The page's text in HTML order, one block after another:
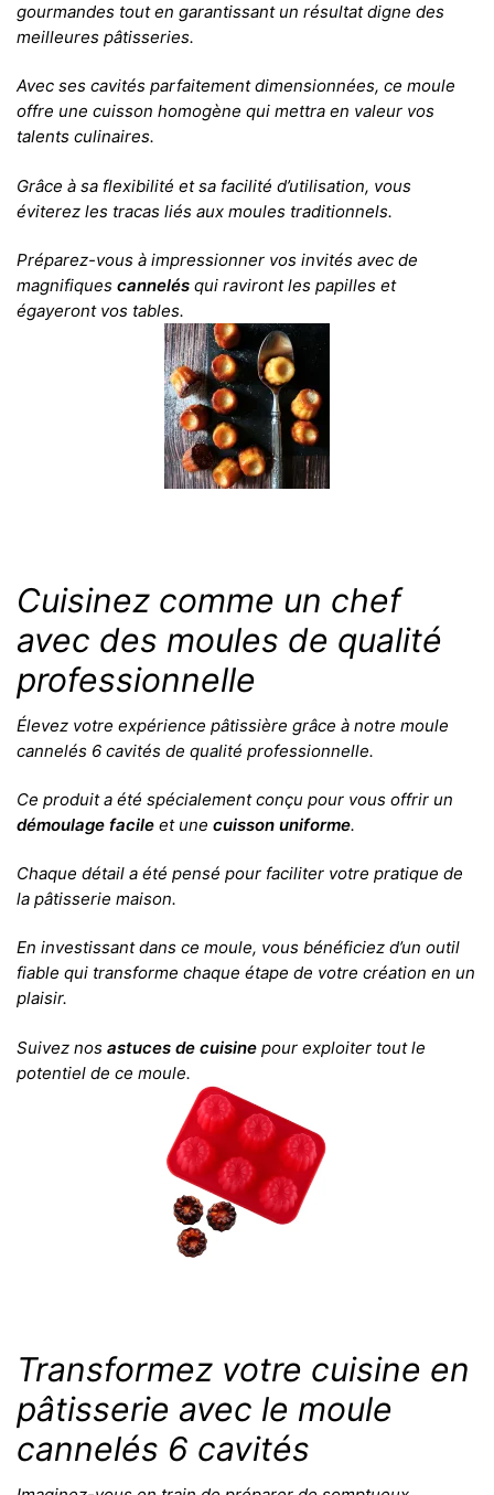
gourmandes tout en garantissant un résultat digne des
meilleures pâtisseries.
Avec ses cavités parfaitement dimensionnées, ce moule
offre une cuisson homogène qui mettra en valeur vos
talents culinaires.
Grâce à sa flexibilité et sa facilité d’utilisation, vous
éviterez les tracas liés aux moules traditionnels.
Préparez-vous à impressionner vos invités avec de
magnifiques cannelés qui raviront les papilles et
égayeront vos tables.
Cuisinez comme un chef
avec des moules de qualité
professionnelle
Élevez votre expérience pâtissière grâce à notre moule
cannelés 6 cavités de qualité professionnelle.
Ce produit a été spécialement conçu pour vous offrir un
démoulage facile et une cuisson uniforme.
Chaque détail a été pensé pour faciliter votre pratique de
la pâtisserie maison.
En investissant dans ce moule, vous bénéficiez d’un outil
fiable qui transforme chaque étape de votre création en un
plaisir.
Suivez nos astuces de cuisine pour exploiter tout le
potentiel de ce moule.
Transformez votre cuisine en
pâtisserie avec le moule
cannelés 6 cavités